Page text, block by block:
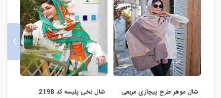
شال موهر طرح پیچازی مربعی
شال نخی پلیسه کد 2198
›